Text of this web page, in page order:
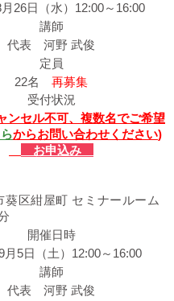
26日（水）12:00～16:00
定員
22名 再募集
受付状況
ンセル不可、 複数名でご希望
からお問い合わせください)
お申込み
​講師
代表 河野 武俊
月5日（土）12:00～16:00
葵区紺屋町 セミナールーム
​開催日時
​講師
代表 河野 武俊